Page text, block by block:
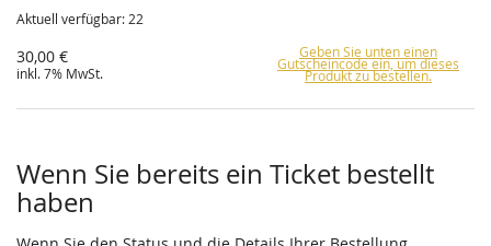
Aktuell verfügbar: 22
30,00 €
inkl. 7% MwSt.
Geben Sie unten einen
Gutscheincode ein, um dieses
Produkt zu bestellen.
Wenn Sie bereits ein Ticket bestellt
haben